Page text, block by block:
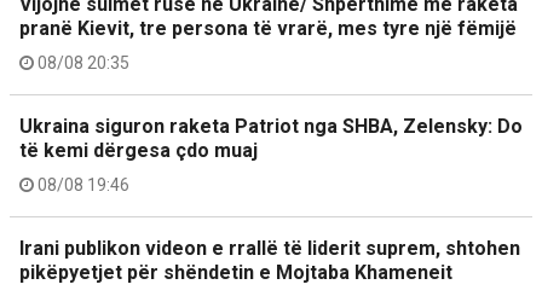
pranë Kievit, tre persona të vrarë, mes tyre një fëmijë
08/08 20:35
Ukraina siguron raketa Patriot nga SHBA, Zelensky: Do
të kemi dërgesa çdo muaj
08/08 19:46
Irani publikon videon e rrallë të liderit suprem, shtohen
pikëpyetjet për shëndetin e Mojtaba Khameneit